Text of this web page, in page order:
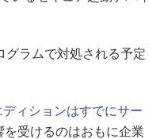
ラムで対処される予定
ィションはすでにサー
受けるのはおもに企業